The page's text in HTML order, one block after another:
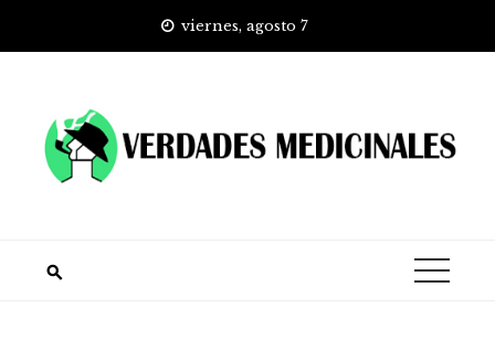
viernes, agosto 7